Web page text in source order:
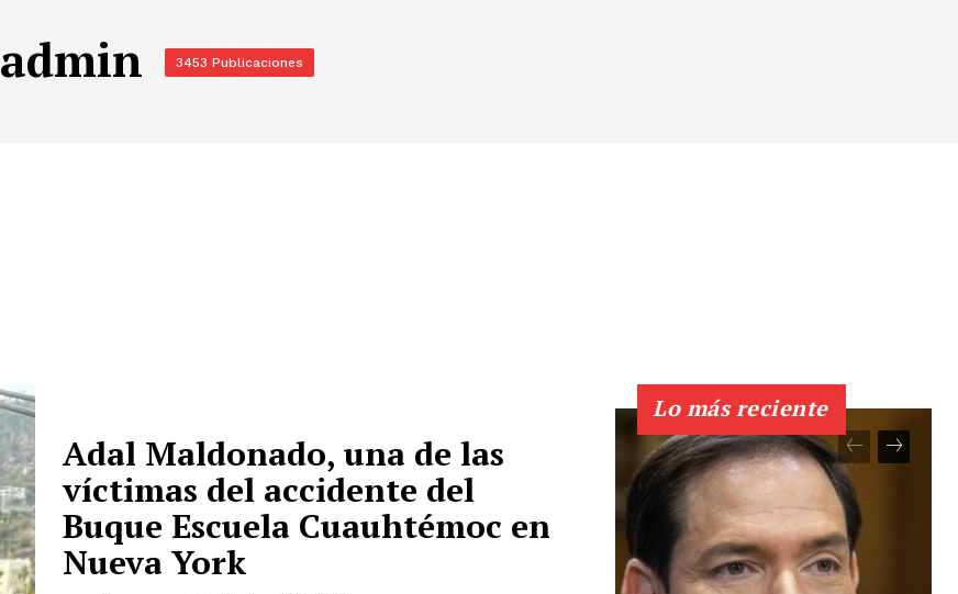
admin 3453 Publicaciones
Adal Maldonado, una de las
víctimas del accidente del
Buque Escuela Cuauhtémoc en
Nueva York
Lo más reciente